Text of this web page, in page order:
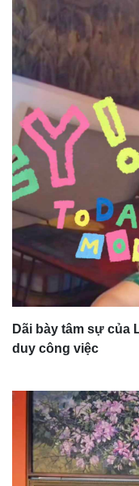
Dãi bày tâm sự của
duy công việc